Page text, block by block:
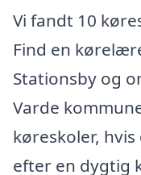
Vi fandt 10
Find en
Stationsby og
Varde
køreskoler,
efter en dygtig